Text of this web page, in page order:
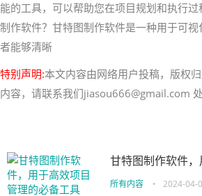
能的工具，可以帮助您在项目规划和执行
制作软件？甘特图制作软件是一种用于可
者能够清晰
特别声明:本文内容由网络用户投稿，版权
内容，请联系我们jiasou666@gmail.com
甘特图制作软件
所有内容 • 2024-04-